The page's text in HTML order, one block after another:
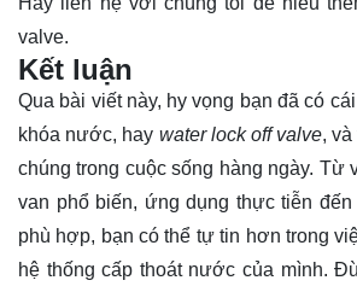
valve.
Kết luận
Qua bài viết này, hy vọng bạn đã có
khóa nước, hay water lock off valve,
chúng trong cuộc sống hàng ngày. Từ
van phổ biến, ứng dụng thực tiễn
phù hợp, bạn có thể tự tin hơn trong
hệ thống cấp thoát nước của mình.